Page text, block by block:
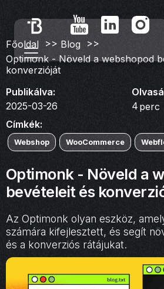
Főoldal >> Blog >>
Optimonk - Növeld a webshopod
konverzióját
Publikálva:
2025-03-26
4 perc
Címkék:
Webshop WooCommerce
Optimonk - Növeld a
bevételeit és
Az Optimonk olyan eszköz,
számára kifejlesztett, és segít
és a konverziós rátájukat.